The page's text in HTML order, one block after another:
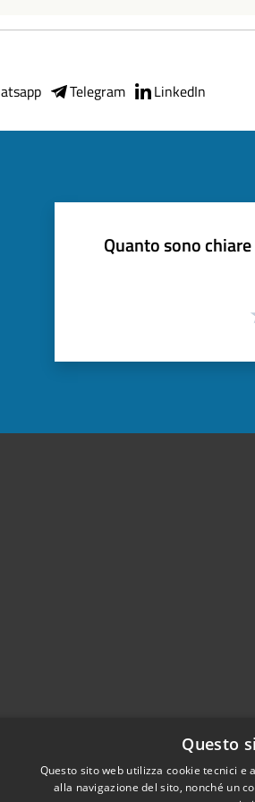
Telegram LinkedIn
Quanto sono
di Faleria
Questo
Questo sito web utilizza cookie tecnici
alla navigazione del sito, nonché un